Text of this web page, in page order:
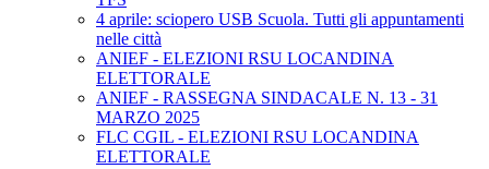
4 aprile: sciopero USB Scuola. Tutti gli appuntamenti
nelle città
ANIEF - ELEZIONI RSU LOCANDINA
ELETTORALE
ANIEF - RASSEGNA SINDACALE N. 13 - 31
MARZO 2025
FLC CGIL - ELEZIONI RSU LOCANDINA
ELETTORALE